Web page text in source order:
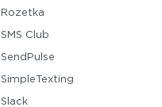
Rozetka
SMS Club
SendPulse
SimpleTexting
Slack